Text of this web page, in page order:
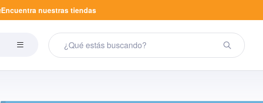
Encuentra nuestras tiendas